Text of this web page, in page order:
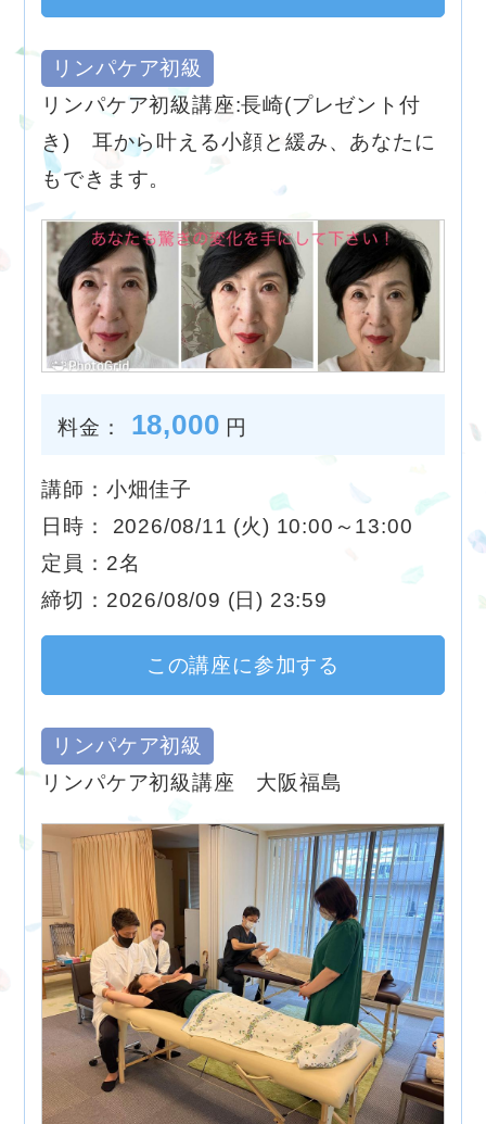
リンパケア初級
リンパケア初級講座:長崎(プレゼント付
き) 耳から叶える小顔と緩み、あなたに
もできます。
料金： 18,000 円
講師：小畑佳子
日時： 2026/08/11 (火) 10:00～13:00
定員：2名
締切：2026/08/09 (日) 23:59
この講座に参加する
リンパケア初級
リンパケア初級講座 大阪福島